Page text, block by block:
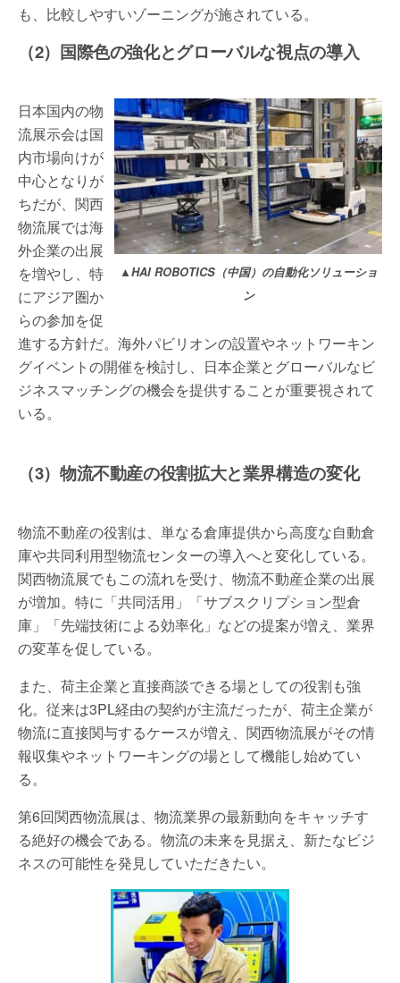
も、比較しやすいゾーニングが施されている。
（2）国際色の強化とグローバルな視点の導入
▲HAI ROBOTICS（中国）の自動化ソリューショ
ン
日本国内の物
流展示会は国
内市場向けが
中心となりが
ちだが、関西
物流展では海
外企業の出展
を増やし、特
にアジア圏か
らの参加を促
進する方針だ。海外パビリオンの設置やネットワーキン
グイベントの開催を検討し、日本企業とグローバルなビ
ジネスマッチングの機会を提供することが重要視されて
いる。
（3）物流不動産の役割拡大と業界構造の変化
物流不動産の役割は、単なる倉庫提供から高度な自動倉
庫や共同利用型物流センターの導入へと変化している。
関西物流展でもこの流れを受け、物流不動産企業の出展
が増加。特に「共同活用」「サブスクリプション型倉
庫」「先端技術による効率化」などの提案が増え、業界
の変革を促している。
また、荷主企業と直接商談できる場としての役割も強
化。従来は3PL経由の契約が主流だったが、荷主企業が
物流に直接関与するケースが増え、関西物流展がその情
報収集やネットワーキングの場として機能し始めてい
る。
第6回関西物流展は、物流業界の最新動向をキャッチす
る絶好の機会である。物流の未来を見据え、新たなビジ
ネスの可能性を発見していただきたい。